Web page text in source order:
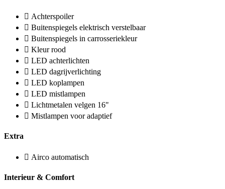
Achterspoiler
Buitenspiegels elektrisch verstelbaar
Buitenspiegels in carrosseriekleur
Kleur rood
LED achterlichten
LED dagrijverlichting
LED koplampen
LED mistlampen
Lichtmetalen velgen 16"
Mistlampen voor adaptief
Extra
Airco automatisch
Interieur & Comfort